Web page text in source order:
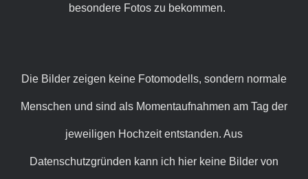
besondere Fotos zu bekommen.
Die Bilder zeigen keine Fotomodells, sondern normale
Menschen und sind als Momentaufnahmen am Tag der
jeweiligen Hochzeit entstanden. Aus
Datenschutzgründen kann ich hier keine Bilder von